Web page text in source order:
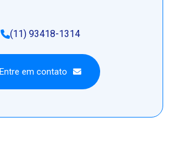
(11) 93418-1314
Entre em contato